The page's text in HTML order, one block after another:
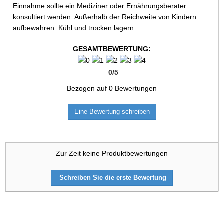
Einnahme sollte ein Mediziner oder Ernährungsberater
konsultiert werden. Außerhalb der Reichweite von Kindern
aufbewahren. Kühl und trocken lagern.
GESAMTBEWERTUNG:
0/5
Bezogen auf 0 Bewertungen
Eine Bewertung schreiben
Zur Zeit keine Produktbewertungen
Schreiben Sie die erste Bewertung